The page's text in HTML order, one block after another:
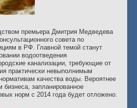
премьера Дмитрия Медведева
совета по
в РФ. Главной темой станут
водоотведения
канализации, требующие от
практически невыполнимым
качества воды. Вероятнее
бизнеса, запланированное
норм с 2014 года будет отложено.